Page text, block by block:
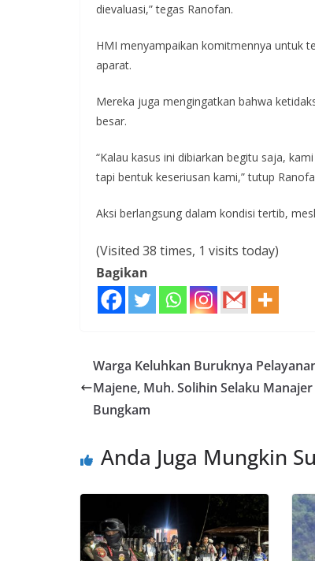
dievaluasi,” tegas Ranofan.
HMI menyampaikan komitmennya untuk
aparat.
Mereka juga mengingatkan bahwa
besar.
“Kalau kasus ini dibiarkan begitu saja,
tapi bentuk keseriusan kami,” tutup
Aksi berlangsung dalam kondisi tertib,
(Visited 38 times, 1 visits today)
Bagikan
Warga Keluhkan Buruknya
Majene, Muh. Solihin Selaku
Bungkam
Anda Juga Mungkin